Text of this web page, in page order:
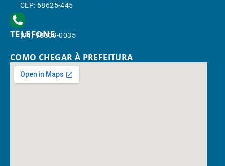
CEP: 68625-445
TELEFONE
(91) 98309-0035
COMO CHEGAR À PREFEITURA